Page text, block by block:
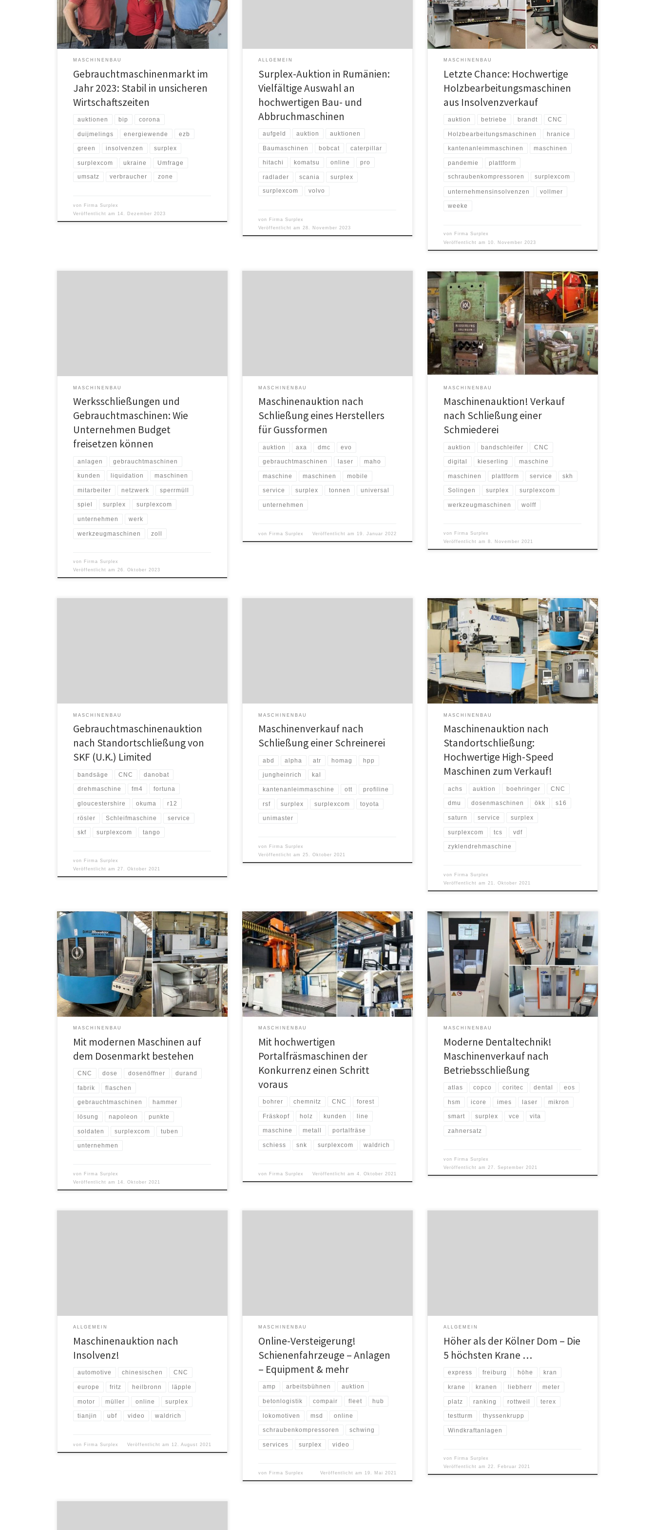
Gebrauchtmaschinen blieb trotzdem stabil. Die
Gründe hierfür sind vielfältig. 2023 war das Jahr nach
der Zeitenwende. Der Krieg in […]
MASCHINENBAU
Gebrauchtmaschinenmarkt im
Jahr 2023: Stabil in unsicheren
Wirtschaftszeiten
auktionen bip corona
duijmelings energiewende ezb
green insolvenzen surplex
surplexcom ukraine Umfrage
umsatz verbraucher zone
von Firma Surplex
Veröffentlicht am 14. Dezember 2023
ALLGEMEIN
Surplex-Auktion in Rumänien:
Vielfältige Auswahl an
hochwertigen Bau- und
Abbruchmaschinen
aufgeld auktion auktionen
Baumaschinen bobcat caterpillar
hitachi komatsu online pro
radlader scania surplex
surplexcom volvo
von Firma Surplex
Veröffentlicht am 28. November 2023
konfrontiert, darunter die Nachfolgen der Pandemie
und steigende Materialkosten, welche die
Wettbewerbsfähigkeit beeinträchtigen und zu
Unternehmensinsolvenzen führen können. Die
aktuelle Auktion […]
MASCHINENBAU
Letzte Chance: Hochwertige
Holzbearbeitungsmaschinen
aus Insolvenzverkauf
auktion betriebe brandt CNC
Holzbearbeitungsmaschinen hranice
kantenanleimmaschinen maschinen
pandemie plattform
schraubenkompressoren surplexcom
unternehmensinsolvenzen vollmer
weeke
von Firma Surplex
Veröffentlicht am 10. November 2023
MASCHINENBAU
Werksschließungen und
Gebrauchtmaschinen: Wie
Unternehmen Budget
freisetzen können
anlagen gebrauchtmaschinen
kunden liquidation maschinen
mitarbeiter netzwerk sperrmüll
spiel surplex surplexcom
unternehmen werk
werkzeugmaschinen zoll
von Firma Surplex
Veröffentlicht am26. Oktober 2023
MASCHINENBAU
Maschinenauktion nach
Schließung eines Herstellers
für Gussformen
auktion axa dmc evo
gebrauchtmaschinen laser maho
maschine maschinen mobile
service surplex tonnen universal
unternehmen
von Firma Surplex Veröffentlicht am 19. Januar 2022
Durch gebrauchte Maschinen ist es effektiv möglich,
den eigenen Betrieb aufzuwerten und so die
Produktion zu optimieren, ohne dafür ein großes
Budget zu benötigen. So stehen aktuell nach der
Schließung einer Schmiede in Solingen über 200
hochwertige Maschinen auf der Plattform des
Onlineauktionshaus Surplex.com zum Verkauf. Die
Pressen, Öfen und […]
MASCHINENBAU
Maschinenauktion! Verkauf
nach Schließung einer
Schmiederei
auktion bandschleifer CNC
digital kieserling maschine
maschinen plattform service skh
Solingen surplex surplexcom
werkzeugmaschinen wolff
von Firma Surplex
Veröffentlicht am8. November 2021
MASCHINENBAU
Gebrauchtmaschinenauktion
nach Standortschließung von
SKF (U.K.) Limited
bandsäge CNC danobat
drehmaschine fm4 fortuna
gloucestershire okuma r12
rösler Schleifmaschine service
skf surplexcom tango
von Firma Surplex
Veröffentlicht am 27. Oktober 2021
MASCHINENBAU
Maschinenverkauf nach
Schließung einer Schreinerei
abd alpha atr homag hpp
jungheinrich kal
kantenanleimmaschine ott profiline
rsf surplex surplexcom toyota
unimaster
von Firma Surplex
Veröffentlicht am 25. Oktober 2021
Top-Maschinen zur Herstellung von Dosenmaschinen.
Bis zum 26.10.2021 auf surplex.com ersteigern. Die
Verpackungsbranche ist im ständigen Wandel, wovon
auch die Dosenfertigung betroffen ist. Materialkosten,
Herstellungsgeschwindigkeit und vor allem die
Nachhaltigkeit der hergestellten Konservendosen sind
entscheiden dafür, ob ein Unternehmen am Markt
bestehen kann. Aus diesem Grund muss auch die
Maschinenherstellung […]
MASCHINENBAU
Maschinenauktion nach
Standortschließung:
Hochwertige High-Speed
Maschinen zum Verkauf!
achs auktion boehringer CNC
dmu dosenmaschinen ökk s16
saturn service surplex
surplexcom tcs vdf
zyklendrehmaschine
von Firma Surplex
Veröffentlicht am 21. Oktober 2021
Die Verpackungsindustrie ist in den letzten Jahren
zunehmend in den Fokus gerückt. Die Ansprüche an
Tüten, Tuben und Dosen werden immer größer.
Wichtig sind Nachhaltigkeit, Kosten, Stabilität und
Gewicht und nur wer hier auf neuste Methoden setzt,
kann am Markt bestehen bleiben. Auch der Markt um
Konservendosen lebt davon, Materialeinsatz […]
MASCHINENBAU
Mit modernen Maschinen auf
dem Dosenmarkt bestehen
CNC dose dosenöffner durand
fabrik flaschen
gebrauchtmaschinen hammer
lösung napoleon punkte
soldaten surplexcom tuben
unternehmen
von Firma Surplex
Veröffentlicht am 14. Oktober 2021
Der Anspruch an die Modell-, Formen- und
Werkzeugbauer wächst: Kunden fordern mehr
Qualität, eine perfekt gefräste Oberfläche und hohe
Maßhaltigkeit und dies am besten zu günstigen Preisen
mit einer schnellen Liefergeschwindigkeit. Um hier
mithalten zu können, lohnt sich die Investition in eine
Portalfräsmaschine, die eine hohe Anzahl an
qualitativen Werkstücken […]
MASCHINENBAU
Mit hochwertigen
Portalfräsmaschinen der
Konkurrenz einen Schritt
voraus
bohrer chemnitz CNC forest
Fräskopf holz kunden line
maschine metall portalfräse
schiess snk surplexcom waldrich
von Firma Surplex Veröffentlicht am 4. Oktober 2021
Moderne Dentalmaschinen helfen dabei, die
Produktion von Zahnersatz und Dentalbedarf deutlich
zu beschleunigen und bringen präzisere Ergebnisse.
Nach der Schließung eines Dentallabors in Spanien
stehen nun unter anderem mehrere hochwertige
Maschinen aus dem Dentalbereich zum Verkauf. Bis
zum 07.10.2021 können die Maschinen im Onlineportal
des Auktionshauses Surplex ersteigert werden. Eine
[…]
MASCHINENBAU
Moderne Dentaltechnik!
Maschinenverkauf nach
Betriebsschließung
atlas copco coritec dental eos
hsm icore imes laser mikron
smart surplex vce vita
zahnersatz
von Firma Surplex
Veröffentlicht am 27. September 2021
ALLGEMEIN
Maschinenauktion nach
Insolvenz!
automotive chinesischen CNC
europe fritz heilbronn läpple
motor müller online surplex
tianjin ubf video waldrich
von Firma Surplex Veröffentlicht am 12. August 2021
MASCHINENBAU
Online-Versteigerung!
Schienenfahrzeuge – Anlagen
– Equipment & mehr
amp arbeitsbühnen auktion
betonlogistik compair fleet hub
lokomotiven msd online
schraubenkompressoren schwing
services surplex video
von Firma Surplex Veröffentlicht am 19. Mai 2021
ALLGEMEIN
Höher als der Kölner Dom – Die
5 höchsten Krane …
express freiburg höhe kran
krane kranen liebherr meter
platz ranking rottweil terex
testturm thyssenkrupp
Windkraftanlagen
von Firma Surplex
Veröffentlicht am22. Februar 2021